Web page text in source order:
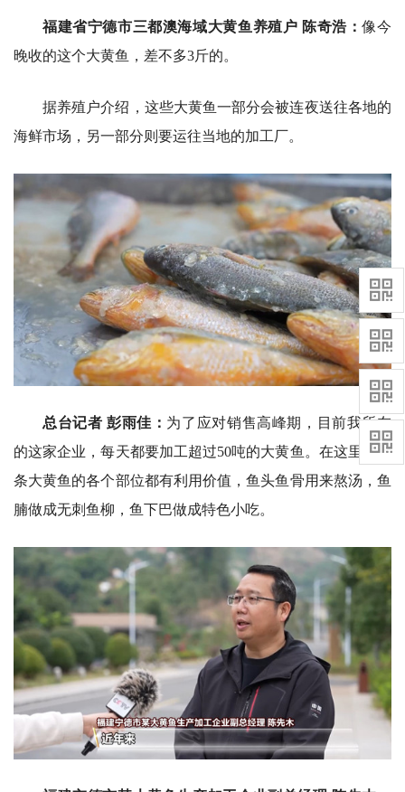
福建省宁德市三都澳海域大黄鱼养殖户 陈奇浩：像今
晚收的这个大黄鱼，差不多3斤的。
据养殖户介绍，这些大黄鱼一部分会被连夜送往各地的
海鲜市场，另一部分则要运往当地的加工厂。
总台记者 彭雨佳： 为了应对销售高峰期，目前我所在
的这家企业，每天都要加工超过50吨的大黄鱼。在这里，一
条大黄鱼的各个部位都有利用价值，鱼头鱼骨用来熬汤，鱼
腩做成无刺鱼柳，鱼下巴做成特色小吃。